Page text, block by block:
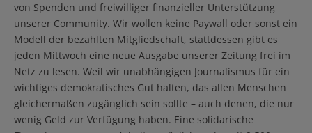
von Spenden und freiwilliger finanzieller Unterstützung
unserer Community. Wir wollen keine Paywall oder sonst ein
Modell der bezahlten Mitgliedschaft, stattdessen gibt es
jeden Mittwoch eine neue Ausgabe unserer Zeitung frei im
Netz zu lesen. Weil wir unabhängigen Journalismus für ein
wichtiges demokratisches Gut halten, das allen Menschen
gleichermaßen zugänglich sein sollte – auch denen, die nur
wenig Geld zur Verfügung haben. Eine solidarische